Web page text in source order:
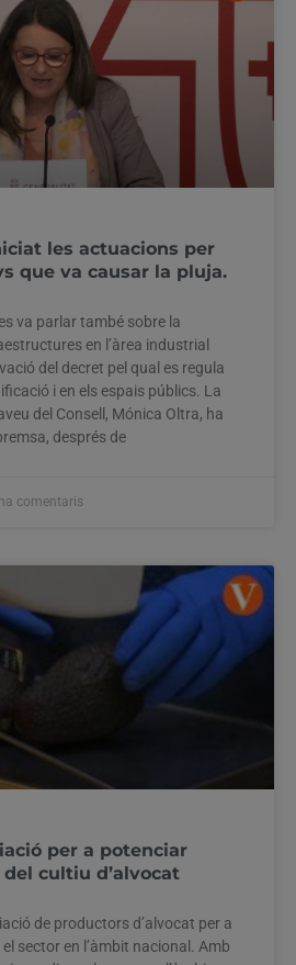
les actuacions per
que va causar la pluja.
va parlar també sobre la
en l’àrea industrial
del decret pel qual es regula
i en els espais públics. La
del Consell, Mónica Oltra, ha
després de
comentaris
per a potenciar
del cultiu d’alvocat
de productors d’alvocat per a
sector en l’àmbit nacional. Amb